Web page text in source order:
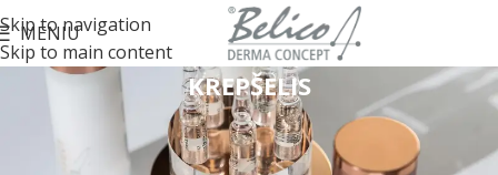
Skip to navigation
Skip to main content
MENIU
KREPŠELIS